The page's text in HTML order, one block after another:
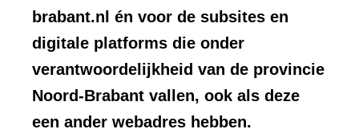
brabant.nl én voor de subsites en
digitale platforms die onder
verantwoordelijkheid van de provincie
Noord-Brabant vallen, ook als deze
een ander webadres hebben.